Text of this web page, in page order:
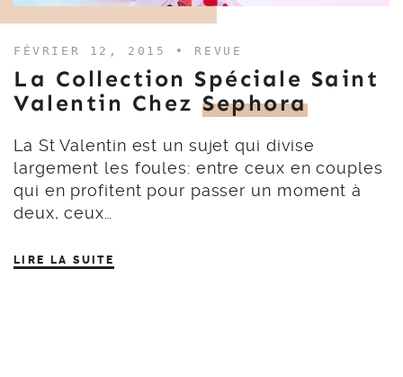
FÉVRIER 12, 2015 • REVUE
La Collection Spéciale Saint
Valentin Chez Sephora
La St Valentin est un sujet qui divise
largement les foules: entre ceux en couples
qui en profitent pour passer un moment à
deux, ceux…
LIRE LA SUITE